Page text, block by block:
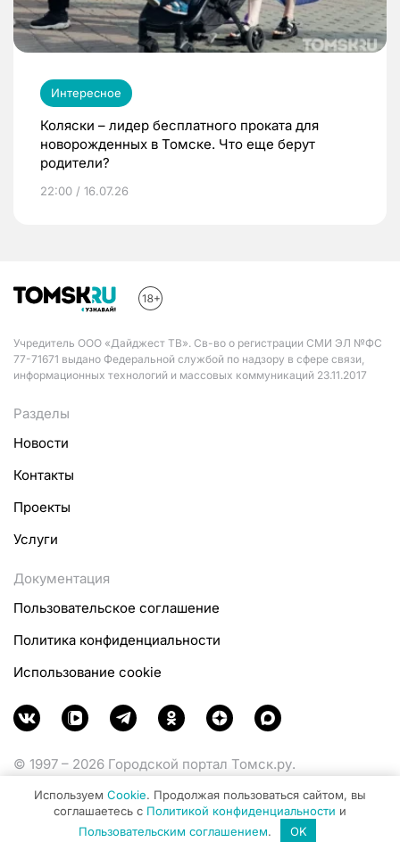
Интересное
Коляски – лидер бесплатного проката для
новорожденных в Томске. Что еще берут
родители?
22:00 / 16.07.26
Учредитель ООО «Дайджест ТВ». Св-во о регистрации СМИ ЭЛ №ФС
77-71671 выдано Федеральной службой по надзору в сфере связи,
информационных технологий и массовых коммуникаций 23.11.2017
Разделы
Новости
Контакты
Проекты
Услуги
Документация
Пользовательское соглашение
Политика конфиденциальности
Использование cookie
© 1997 – 2026 Городской портал Томск.ру.
Министерства цифрового развития, связи и массовых
коммуникаций Российской Федерации.
Используем Cookie. Продолжая пользоваться сайтом, вы
соглашаетесь с Политикой конфиденциальности и
Пользовательским соглашением. OK